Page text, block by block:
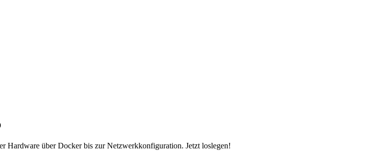
Hardware über Docker bis zur Netzwerkkonfiguration. Jetzt loslegen!